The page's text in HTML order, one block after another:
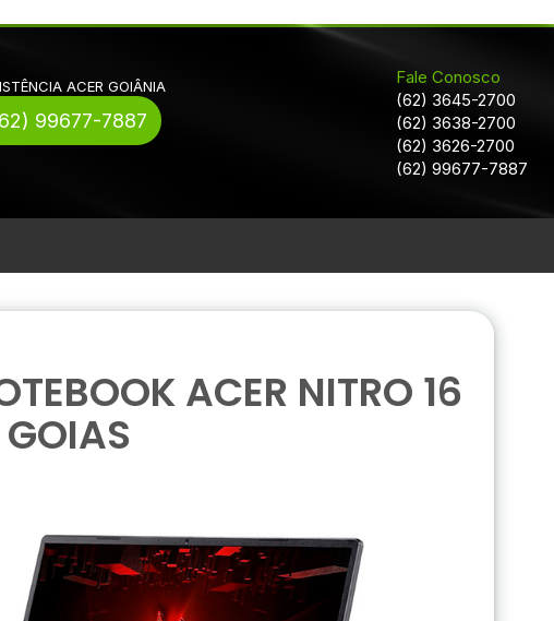
ACER GOIÂNIA
99677-7887
Fale Conosco
(62) 3645-2700
(62) 3638-2700
(62) 3626-2700
(62) 99677-7887
ACER NITRO 16
GOIAS